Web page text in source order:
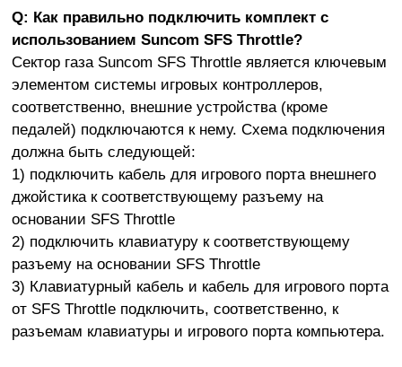
Q: Как правильно подключить комплект с
использованием Suncom SFS Throttle?
Сектор газа Suncom SFS Throttle является ключевым
элементом системы игровых контроллеров,
соответственно, внешние устройства (кроме
педалей) подключаются к нему. Схема подключения
должна быть следующей:
1) подключить кабель для игрового порта внешнего
джойстика к соответствующему разъему на
основании SFS Throttle
2) подключить клавиатуру к соответствующему
разъему на основании SFS Throttle
3) Клавиатурный кабель и кабель для игрового порта
от SFS Throttle подключить, соответственно, к
разъемам клавиатуры и игрового порта компьютера.